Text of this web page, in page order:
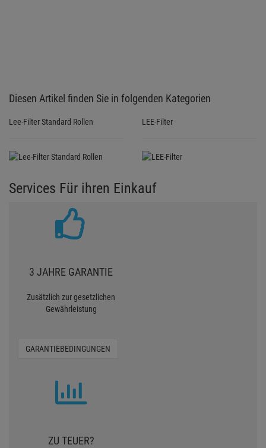
Diesen Artikel finden Sie in folgenden Kategorien
Lee-Filter Standard Rollen LEE-Filter
Services Für ihren Einkauf
3 JAHRE GARANTIE
Zusätzlich zur gesetzlichen
Gewährleistung
GARANTIEBEDINGUNGEN
ZU TEUER?